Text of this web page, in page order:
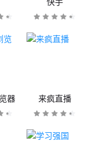
器 来疯直播